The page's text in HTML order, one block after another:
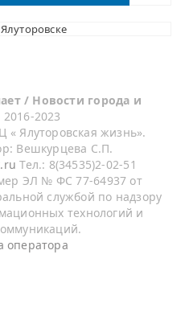
/ Новости города и
2016-2023
Ялуторовская жизнь».
Вешкурцева С.П.
Тел.: 8(34535)2-02-51
ЭЛ № ФС 77-64937 от
службой по надзору
технологий и
оператора